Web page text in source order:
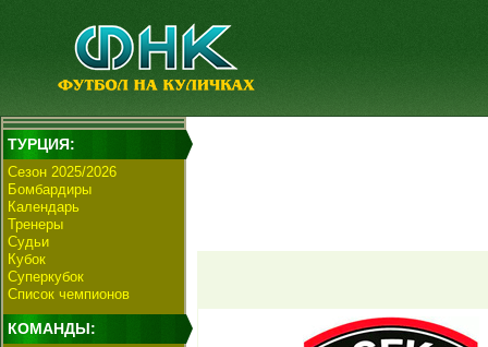
ТУРЦИЯ:
Сезон 2025/2026
Бомбардиры
Календарь
Тренеры
Судьи
Кубок
Суперкубок
Список чемпионов
КОМАНДЫ: